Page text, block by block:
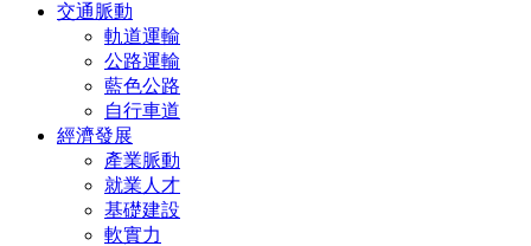
交通脈動
軌道運輸
公路運輸
藍色公路
自行車道
經濟發展
產業脈動
就業人才
基礎建設
軟實力